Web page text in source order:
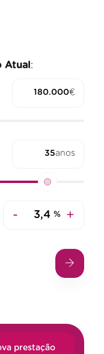
Atual:
€
anos
- % +
prestação